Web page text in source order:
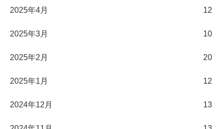
2025年4月 12
2025年3月 10
2025年2月 20
2025年1月 12
2024年12月 13